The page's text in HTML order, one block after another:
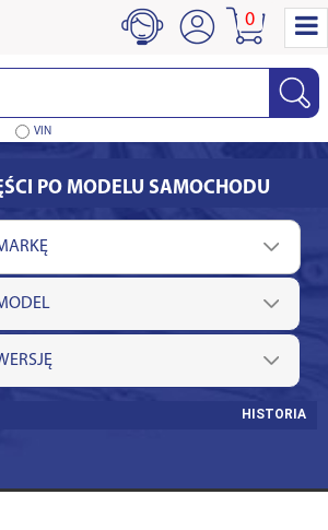
VIN
0
PO MODELU SAMOCHODU
HISTORIA